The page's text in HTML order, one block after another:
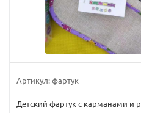
Артикул: фартук
Детский фартук с карманами и